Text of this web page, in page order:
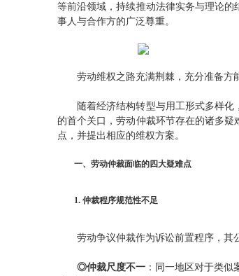
等前沿领域，持续推动法律实务与理论
事人与合作方的广泛尊重。
劳动维权之路充满荆棘，充分准备方
随着经济结构转型与用工形式多样
的首个关口，劳动仲裁环节存在的诸多
点，并提出相应的维权方案。
一、劳动仲裁面临的四大疑难点
1. 仲裁程序规范性不足
劳动争议仲裁作为诉讼前置程序，其
◎仲裁尺度不一 ：同一地区对于类